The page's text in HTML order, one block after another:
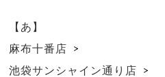
【あ】
麻布十番店
池袋サンシャイン通り店